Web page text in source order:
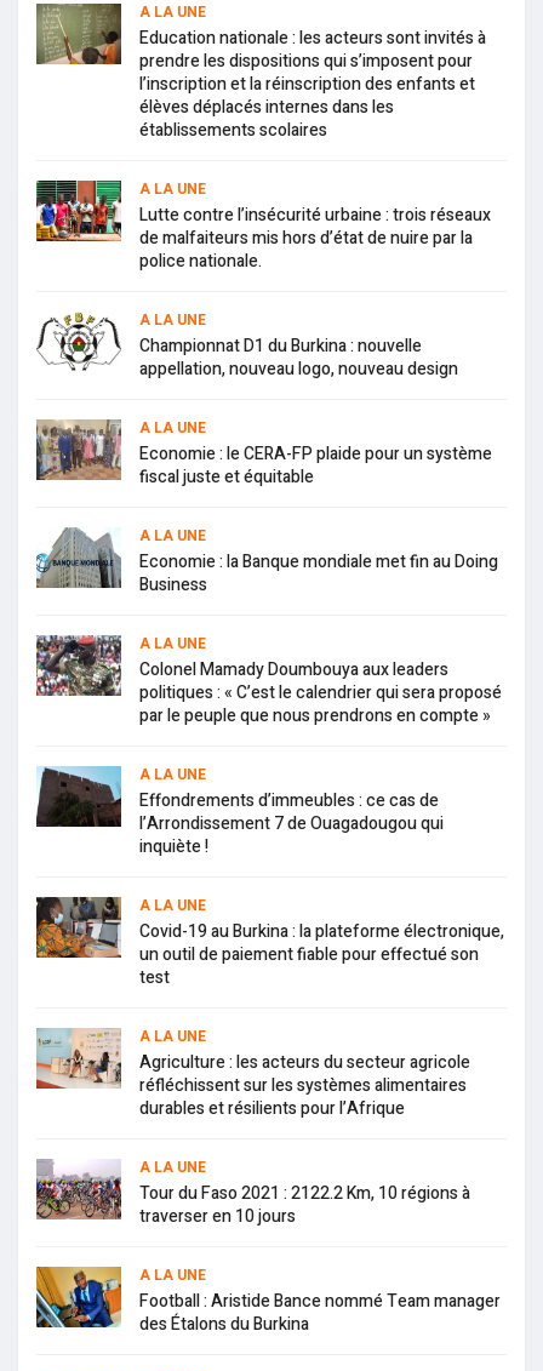
A LA UNE
Education nationale : les acteurs sont invités à
prendre les dispositions qui s’imposent pour
l’inscription et la réinscription des enfants et
élèves déplacés internes dans les
établissements scolaires
A LA UNE
Lutte contre l’insécurité urbaine : trois réseaux
de malfaiteurs mis hors d’état de nuire par la
police nationale.
A LA UNE
Championnat D1 du Burkina : nouvelle
appellation, nouveau logo, nouveau design
A LA UNE
Economie : le CERA-FP plaide pour un système
fiscal juste et équitable
A LA UNE
Economie : la Banque mondiale met fin au Doing
Business
A LA UNE
Colonel Mamady Doumbouya aux leaders
politiques : « C’est le calendrier qui sera proposé
par le peuple que nous prendrons en compte »
A LA UNE
Effondrements d’immeubles : ce cas de
l’Arrondissement 7 de Ouagadougou qui
inquiète !
A LA UNE
Covid-19 au Burkina : la plateforme électronique,
un outil de paiement fiable pour effectué son
test
A LA UNE
Agriculture : les acteurs du secteur agricole
réfléchissent sur les systèmes alimentaires
durables et résilients pour l’Afrique
A LA UNE
Tour du Faso 2021 : 2122.2 Km, 10 régions à
traverser en 10 jours
A LA UNE
Football : Aristide Bance nommé Team manager
des Étalons du Burkina